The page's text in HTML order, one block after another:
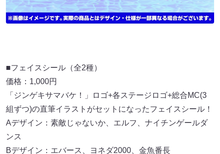
■フェイスシール（全2種）
価格：1,000円
「ジンゲキサマバケ！」ロゴ+各ステージロゴ+総合MC(3
組ずつ)の直筆イラストがセットになったフェイスシール！
Aデザイン：素敵じゃないか、エルフ、ナイチンゲールダ
ンス
Bデザイン：エバース、ヨネダ2000、金魚番長